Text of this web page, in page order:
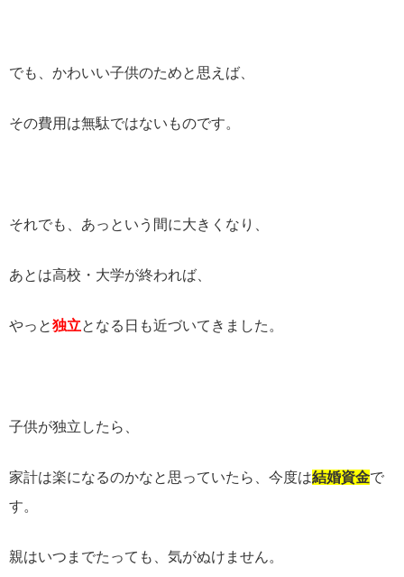
でも、かわいい子供のためと思えば、
その費用は無駄ではないものです。
それでも、あっという間に大きくなり、
あとは高校・大学が終われば、
やっと独立となる日も近づいてきました。
子供が独立したら、
家計は楽になるのかなと思っていたら、今度は結婚資金で
す。
親はいつまでたっても、気がぬけません。